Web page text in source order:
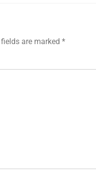
are marked *